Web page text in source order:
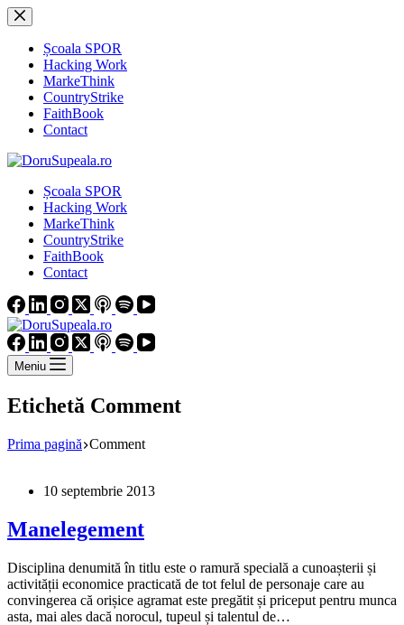
Sari
la
conținutȘcoala SPOR
Hacking Work
MarkeThink
CountryStrike
FaithBook
Contact
Școala SPOR
Hacking Work
MarkeThink
CountryStrike
FaithBook
Contact
Meniu
Etichetă Comment
Prima pagină Comment
10 septembrie 2013
Manelegement
Disciplina denumită în titlu este o ramură specială a cunoașterii și
activității economice practicată de tot felul de personaje care au
convingerea că orișice agramat este pregătit și priceput pentru munca
asta, mai ales dacă norocul, tupeul și talentul de…